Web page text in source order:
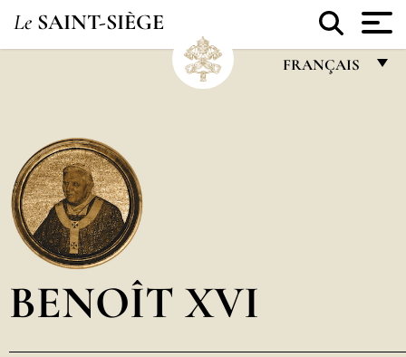
Le SAINT-SIÈGE
FRANÇAIS
العربيّة
BENOÎT XVI